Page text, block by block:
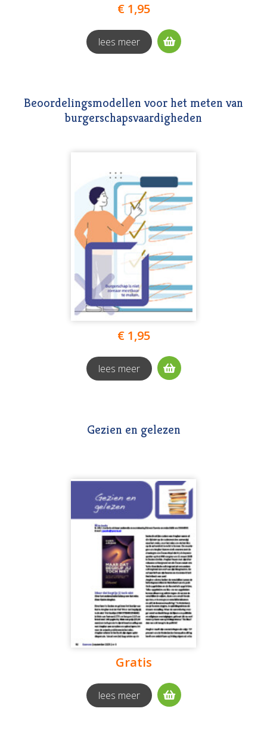
€ 1,95
lees meer
Beoordelingsmodellen voor het meten van
burgerschapsvaardigheden
€ 1,95
lees meer
Gezien en gelezen
Gratis
lees meer